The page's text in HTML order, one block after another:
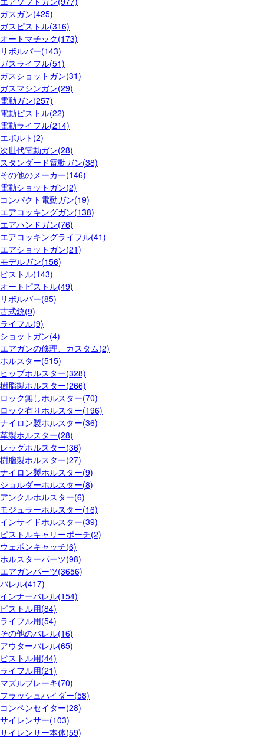
ガスガン(425)
ガスピストル(316)
オートマチック(173)
リボルバー(143)
ガスライフル(51)
ガスショットガン(31)
ガスマシンガン(29)
電動ガン(257)
電動ピストル(22)
電動ライフル(214)
エボルト(2)
次世代電動ガン(28)
スタンダード電動ガン(38)
その他のメーカー(146)
電動ショットガン(2)
コンパクト電動ガン(19)
エアコッキングガン(138)
エアハンドガン(76)
エアコッキングライフル(41)
エアショットガン(21)
モデルガン(156)
ピストル(143)
オートピストル(49)
リボルバー(85)
古式銃(9)
ライフル(9)
ショットガン(4)
エアガンの修理、カスタム(2)
ホルスター(515)
ヒップホルスター(328)
樹脂製ホルスター(266)
ロック無しホルスター(70)
ロック有りホルスター(196)
ナイロン製ホルスター(36)
革製ホルスター(28)
レッグホルスター(36)
樹脂製ホルスター(27)
ナイロン製ホルスター(9)
ショルダーホルスター(8)
アンクルホルスター(6)
モジュラーホルスター(16)
インサイドホルスター(39)
ピストルキャリーポーチ(2)
ウェポンキャッチ(6)
ホルスターパーツ(98)
エアガンパーツ(3656)
バレル(417)
インナーバレル(154)
ピストル用(84)
ライフル用(54)
その他のバレル(16)
アウターバレル(65)
ピストル用(44)
ライフル用(21)
マズルブレーキ(70)
フラッシュハイダー(58)
コンペンセイター(28)
サイレンサー(103)
サイレンサー本体(59)